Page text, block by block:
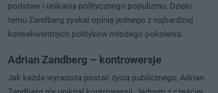
podstaw i unikania politycznego populizmu. Dzięki
temu Zandberg zyskał opinię jednego z najbardziej
konsekwentnych polityków młodego pokolenia.
Adrian Zandberg – kontrowersje
Jak każda wyrazista postać życia publicznego, Adrian